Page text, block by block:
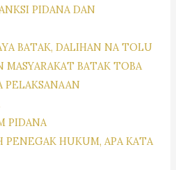
PIDANA DAN
BATAK, DALIHAN NA TOLU
MASYARAKAT BATAK TOBA
PELAKSANAAN
PIDANA
PENEGAK HUKUM, APA KATA